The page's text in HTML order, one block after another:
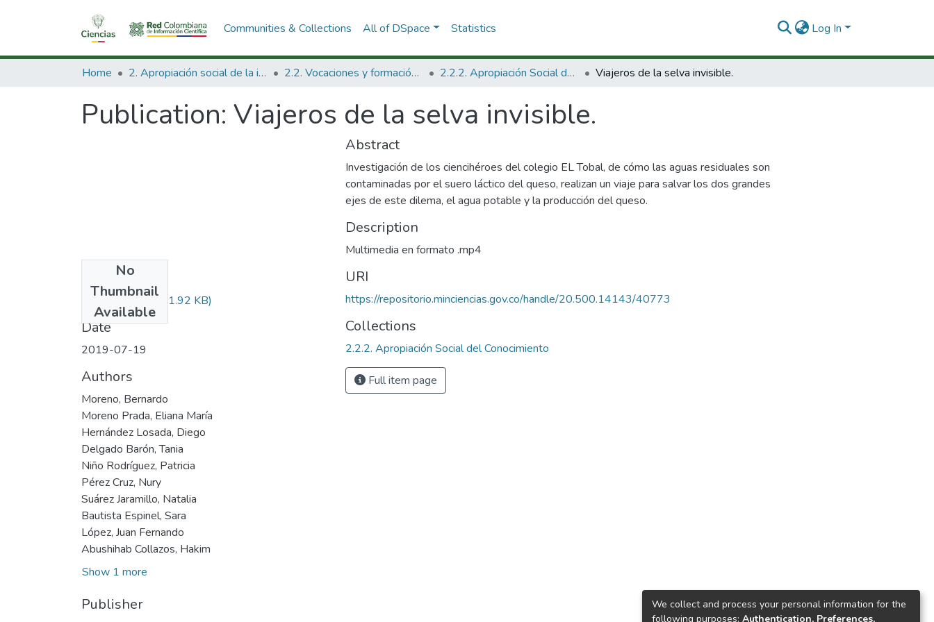
Communities & Collections All of DSpace Statistics Log In
Home 2. Apropiación social de la información en Ciencia Tecnología e Innovación 2.2. Vocaciones y formación de la CTeI 2.2.2. Apropiación Social del Conocimiento Viajeros de la selva invisible.
Publication: Viajeros de la selva invisible.
No
Thumbnail
Available
Audiovisual.pdf(31.92 KB)
Date
2019-07-19
Authors
Moreno, Bernardo
Moreno Prada, Eliana María
Hernández Losada, Diego
Delgado Barón, Tania
Niño Rodríguez, Patricia
Pérez Cruz, Nury
Suárez Jaramillo, Natalia
Bautista Espinel, Sara
López, Juan Fernando
Abushihab Collazos, Hakim
Show 1 more
Publisher
Abstract
Investigación de los ciencihéroes del colegio EL Tobal, de cómo las aguas residuales son
contaminadas por el suero láctico del queso, realizan un viaje para salvar los dos grandes
ejes de este dilema, el agua potable y la producción del queso.
Description
Multimedia en formato .mp4
URI
https://repositorio.minciencias.gov.co/handle/20.500.14143/40773
Collections
2.2.2. Apropiación Social del Conocimiento
Full item page
We collect and process your personal information for the
following purposes: Authentication, Preferences,